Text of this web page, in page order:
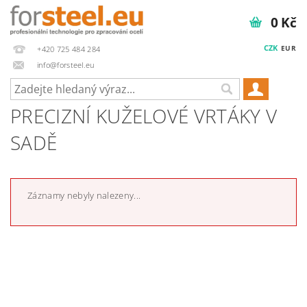
+420 725 484 284
info@forsteel.eu
CZK EUR
0 Kč
PRECIZNÍ KUŽELOVÉ VRTÁKY V
SADĚ
Záznamy nebyly nalezeny...